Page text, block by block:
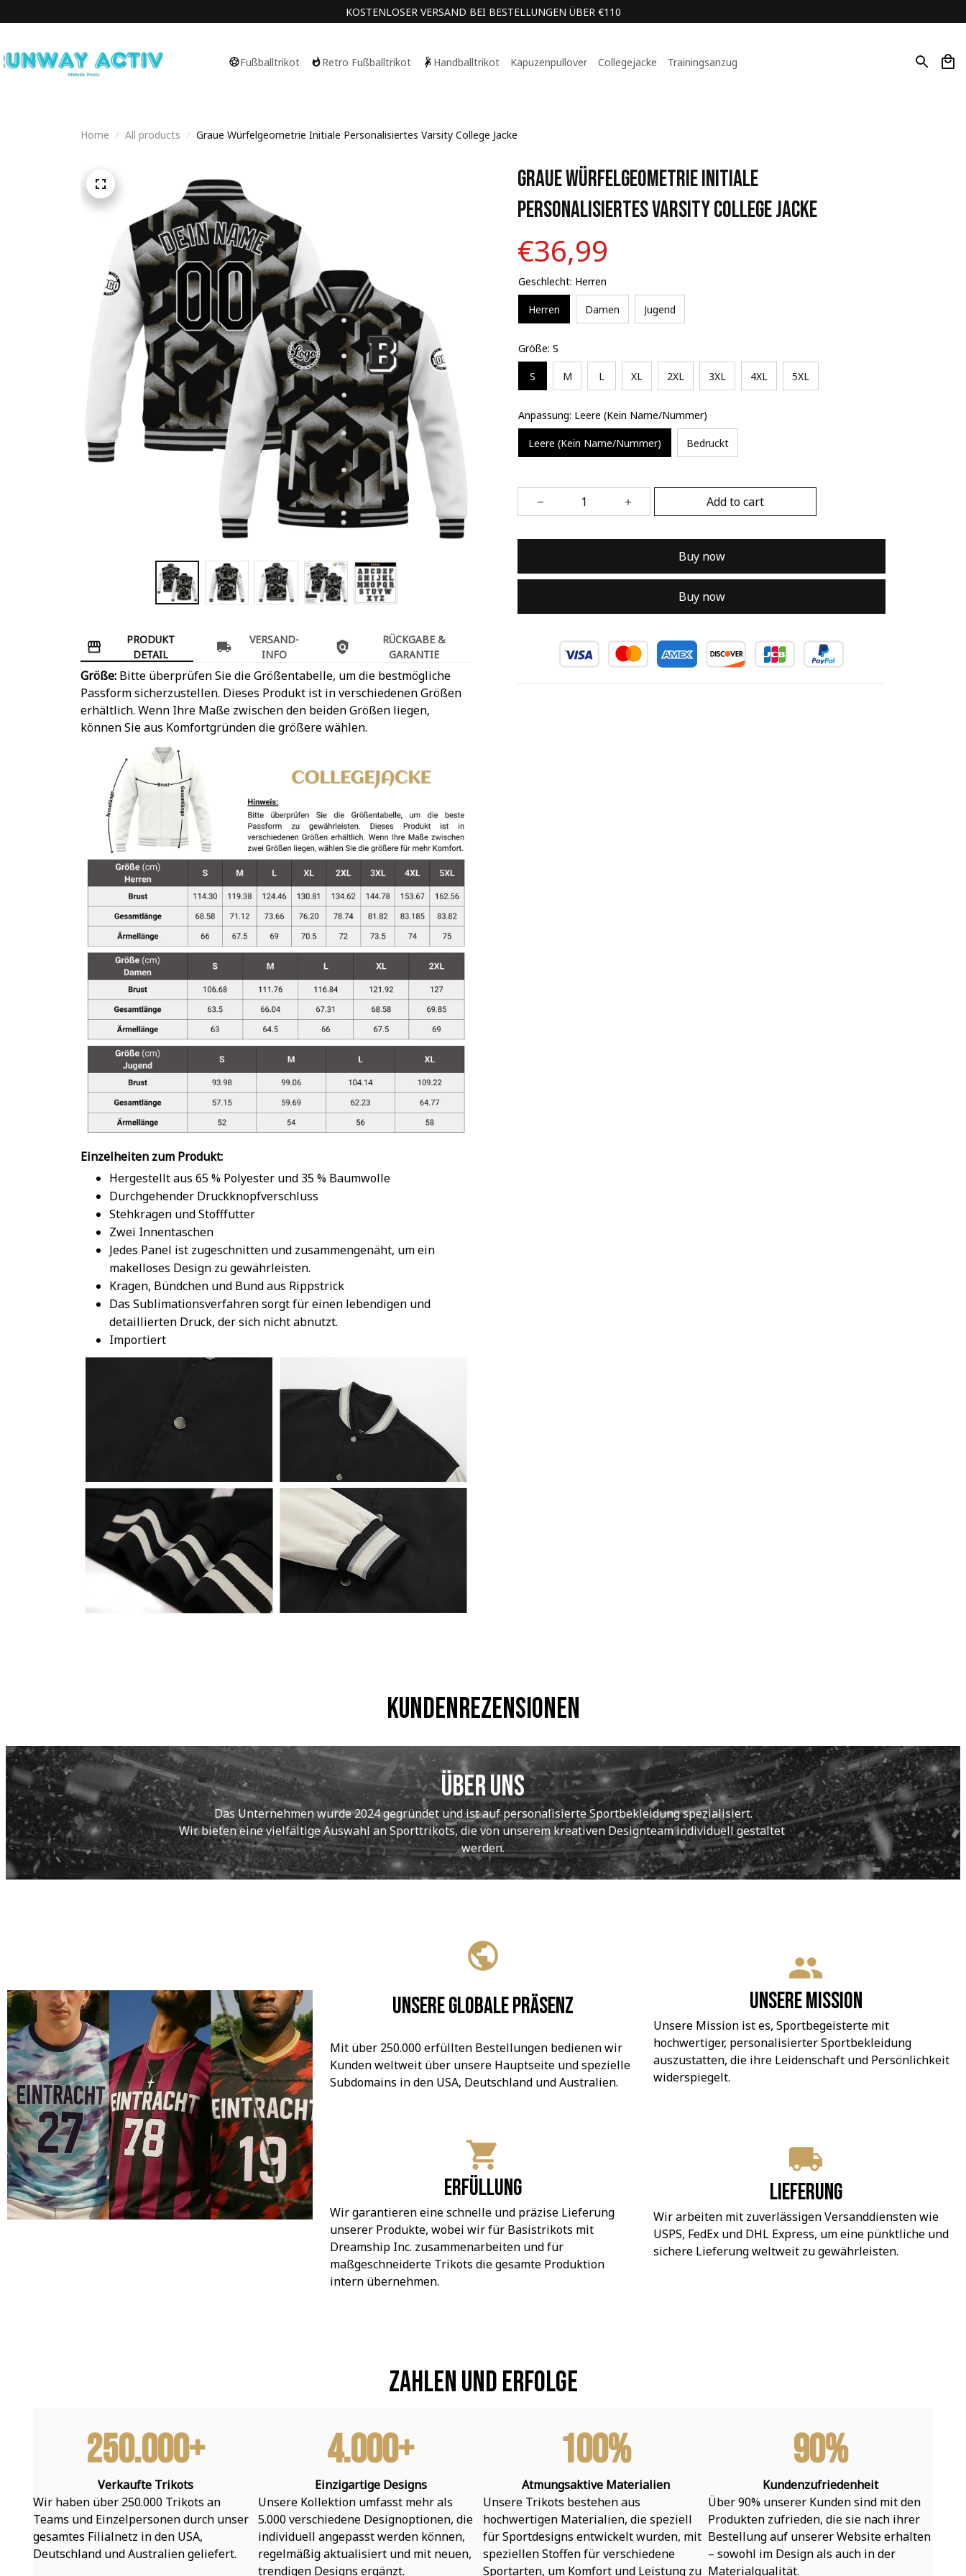
KOSTENLOSER VERSAND BEI BESTELLUNGEN ÜBER €110
Fußballtrikot Retro Fußballtrikot Handballtrikot Kapuzenpullover Collegejacke Trainingsanzug
Home All products Graue Würfelgeometrie Initiale Personalisiertes Varsity College Jacke
PRODUKT
DETAIL
VERSAND-
INFO
RÜCKGABE &
GARANTIE
Größe: Bitte überprüfen Sie die Größentabelle, um die bestmögliche
Passform sicherzustellen. Dieses Produkt ist in verschiedenen Größen
erhältlich. Wenn Ihre Maße zwischen den beiden Größen liegen,
können Sie aus Komfortgründen die größere wählen.
Einzelheiten zum Produkt:
Hergestellt aus 65 % Polyester und 35 % Baumwolle
Durchgehender Druckknopfverschluss
Stehkragen und Stofffutter
Zwei Innentaschen
Jedes Panel ist zugeschnitten und zusammengenäht, um ein
makelloses Design zu gewährleisten.
Kragen, Bündchen und Bund aus Rippstrick
Das Sublimationsverfahren sorgt für einen lebendigen und
detaillierten Druck, der sich nicht abnutzt.
Importiert
Graue Würfelgeometrie Initiale
Personalisiertes Varsity College Jacke
€36,99
Geschlecht: Herren
Herren Damen Jugend
Größe: S
S M L XL 2XL 3XL 4XL 5XL
Anpassung: Leere (Kein Name/Nummer)
Leere (Kein Name/Nummer) Bedruckt
Add to cart
Buy now
Buy now
Kundenrezensionen
Über uns
Das Unternehmen wurde 2024 gegründet und ist auf personalisierte Sportbekleidung spezialisiert.
Wir bieten eine vielfältige Auswahl an Sporttrikots, die von unserem kreativen Designteam individuell gestaltet
werden.
Unsere globale Präsenz
Mit über 250.000 erfüllten Bestellungen bedienen wir
Kunden weltweit über unsere Hauptseite und spezielle
Subdomains in den USA, Deutschland und Australien.
Erfüllung
Wir garantieren eine schnelle und präzise Lieferung
unserer Produkte, wobei wir für Basistrikots mit
Dreamship Inc. zusammenarbeiten und für
maßgeschneiderte Trikots die gesamte Produktion
intern übernehmen.
Unsere Mission
Unsere Mission ist es, Sportbegeisterte mit
hochwertiger, personalisierter Sportbekleidung
auszustatten, die ihre Leidenschaft und Persönlichkeit
widerspiegelt.
Lieferung
Wir arbeiten mit zuverlässigen Versanddiensten wie
USPS, FedEx und DHL Express, um eine pünktliche und
sichere Lieferung weltweit zu gewährleisten.
Zahlen und Erfolge
250.000+
Verkaufte Trikots
Wir haben über 250.000 Trikots an
Teams und Einzelpersonen durch unser
gesamtes Filialnetz in den USA,
Deutschland und Australien geliefert.
4.000+
Einzigartige Designs
Unsere Kollektion umfasst mehr als
5.000 verschiedene Designoptionen, die
individuell angepasst werden können,
regelmäßig aktualisiert und mit neuen,
trendigen Designs ergänzt.
100%
Atmungsaktive Materialien
Unsere Trikots bestehen aus
hochwertigen Materialien, die speziell
für Sportdesigns entwickelt wurden, mit
speziellen Stoffen für verschiedene
Sportarten, um Komfort und Leistung zu
90%
Kundenzufriedenheit
Über 90% unserer Kunden sind mit den
Produkten zufrieden, die sie nach ihrer
Bestellung auf unserer Website erhalten
– sowohl im Design als auch in der
Materialqualität.